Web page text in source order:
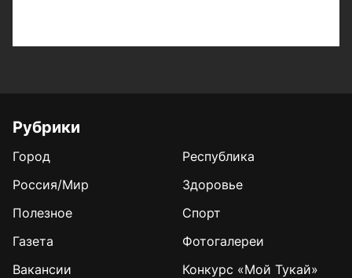
Рубрики
Город
Республика
Россия/Мир
Здоровье
Полезное
Спорт
Газета
Фотогалереи
Вакансии
Конкурс «Мой Тукай»